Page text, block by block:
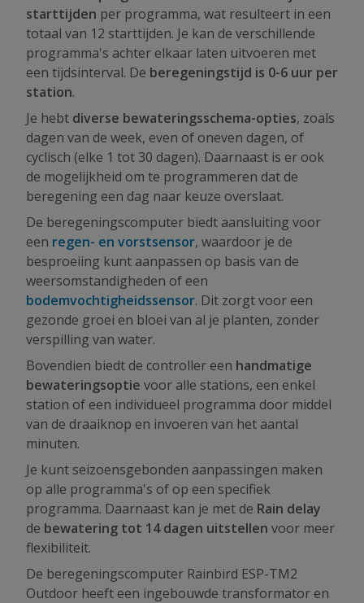
starttijden per programma, wat resulteert in een
totaal van 12 starttijden. Je kan de verschillende
programma's achter elkaar laten uitvoeren met
een tijdsinterval. De beregeningstijd is 0-6 uur per
station.
Je hebt diverse bewateringsschema-opties, zoals
dagen van de week, even of oneven dagen, of
cyclisch (elke 1 tot 30 dagen). Daarnaast is er ook
de mogelijkheid om te programmeren dat de
beregening een dag naar keuze overslaat.
De beregeningscomputer biedt aansluiting voor
een regen- en vorstsensor, waardoor je de
besproeiing kunt aanpassen op basis van de
weersomstandigheden of een
bodemvochtigheidssensor. Dit zorgt voor een
gezonde groei en bloei van al je planten, zonder
verspilling van water.
Bovendien biedt de controller een handmatige
bewateringsoptie voor alle stations, een enkel
station of een individueel programma door middel
van de draaiknop en invoeren van het aantal
minuten.
Je kunt seizoensgebonden aanpassingen maken
op alle programma's of op een specifiek
programma. Daarnaast kan je met de Rain delay
de bewatering tot 14 dagen uitstellen voor meer
flexibiliteit.
De beregeningscomputer Rainbird ESP-TM2
Outdoor heeft een ingebouwde transformator en